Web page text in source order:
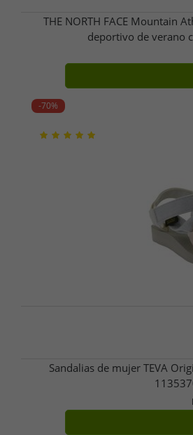
THE NORTH FACE Mountain
deportivo de verano
-70%
Sandalias de mujer TEVA